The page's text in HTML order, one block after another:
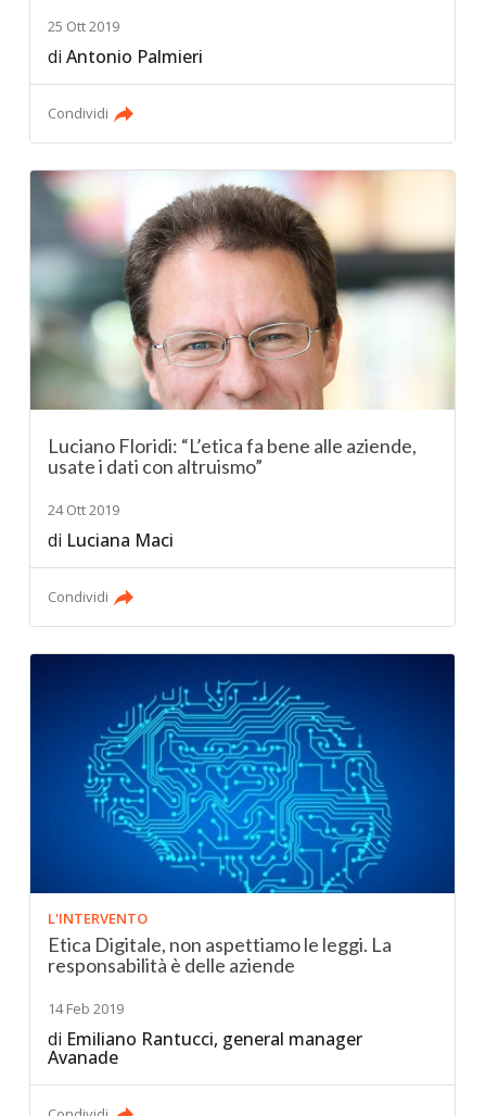
25 Ott 2019
diAntonio Palmieri
Condividi
Luciano Floridi: “L’etica fa bene alle aziende,
usate i dati con altruismo”
24 Ott 2019
di Luciana Maci
Condividi
L'INTERVENTO
Etica Digitale, non aspettiamo le leggi. La
responsabilità è delle aziende
14 Feb 2019
di Emiliano Rantucci, general manager
Avanade